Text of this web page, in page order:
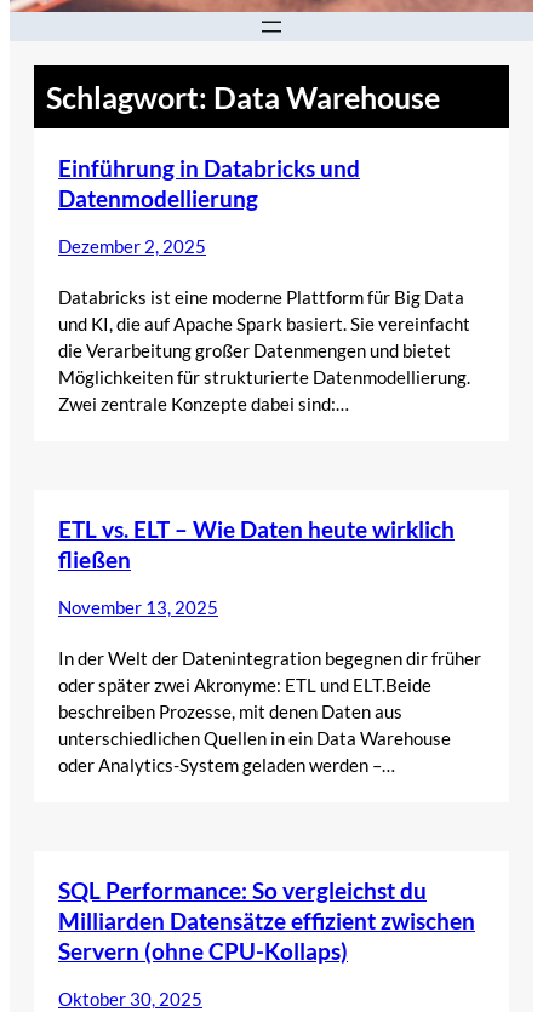
Schlagwort: Data Warehouse
Einführung in Databricks und
Datenmodellierung
Dezember 2, 2025
Databricks ist eine moderne Plattform für Big Data
und KI, die auf Apache Spark basiert. Sie vereinfacht
die Verarbeitung großer Datenmengen und bietet
Möglichkeiten für strukturierte Datenmodellierung.
Zwei zentrale Konzepte dabei sind:…
ETL vs. ELT – Wie Daten heute wirklich
fließen
November 13, 2025
In der Welt der Datenintegration begegnen dir früher
oder später zwei Akronyme: ETL und ELT.Beide
beschreiben Prozesse, mit denen Daten aus
unterschiedlichen Quellen in ein Data Warehouse
oder Analytics-System geladen werden –…
SQL Performance: So vergleichst du
Milliarden Datensätze effizient zwischen
Servern (ohne CPU-Kollaps)
Oktober 30, 2025